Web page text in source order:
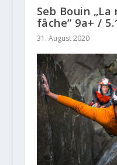
Seb Bouin
fâche“ 9a+ /
31. August 2020